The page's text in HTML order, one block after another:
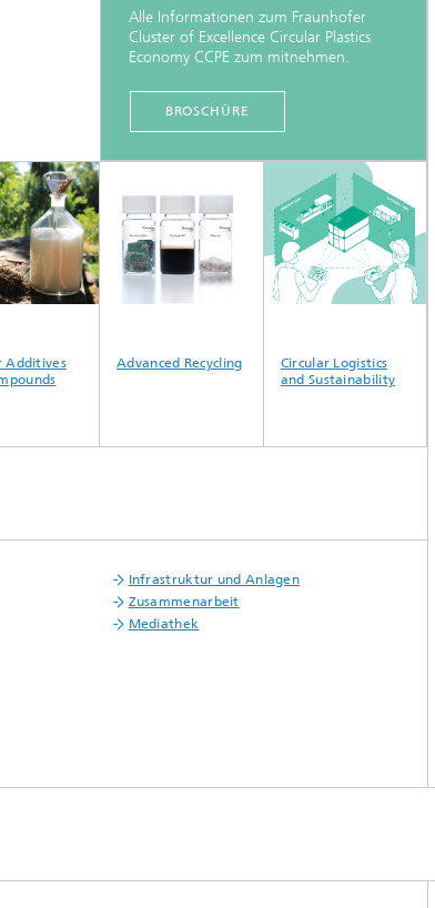
Alle Informationen zum Fraunhofer
Cluster of Excellence Circular Plastics
Economy CCPE zum mitnehmen.
BROSCHÜRE
Additives
Advanced Recycling
Circular Logistics
and Sustainability
Infrastruktur und Anlagen
Zusammenarbeit
Mediathek